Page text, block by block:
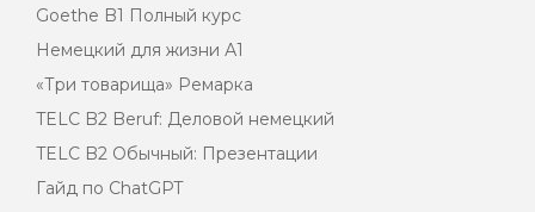
Goethe B1 Полный курс
Немецкий для жизни А1
«Три товарища» Ремарка
TELC B2 Beruf: Деловой немецкий
TELC B2 Обычный: Презентации
Гайд по ChatGPT